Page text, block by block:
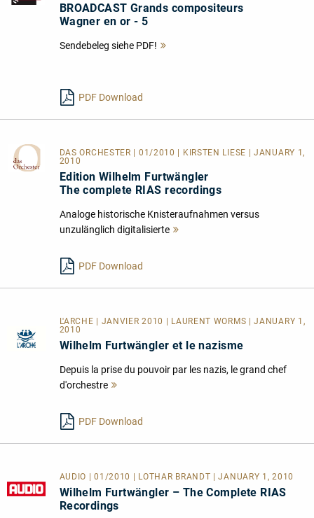
BROADCAST Grands compositeurs
Wagner en or - 5
Sendebeleg siehe PDF!
PDF Download
DAS ORCHESTER
| 01/2010 | KIRSTEN LIESE | JANUARY 1,
2010
Edition Wilhelm Furtwängler
The complete RIAS recordings
Analoge historische Knisteraufnahmen versus
unzulänglich digitalisierte
PDF Download
L'ARCHE | JANVIER 2010 | LAURENT WORMS | JANUARY 1,
2010
Wilhelm Furtwängler et le nazisme
Depuis la prise du pouvoir par les nazis, le grand chef
d'orchestre
PDF Download
AUDIO | 01/2010 | LOTHAR BRANDT | JANUARY 1, 2010
Wilhelm Furtwängler – The Complete RIAS
Recordings